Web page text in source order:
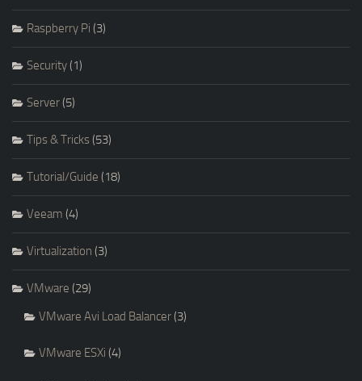
Raspberry Pi (3)
Security(1)
Server(5)
Tips & Tricks(53)
Tutorial/Guide (18)
Veeam (4)
Virtualization (3)
VMware (29)
VMware Avi Load Balancer(3)
VMware ESXi (4)